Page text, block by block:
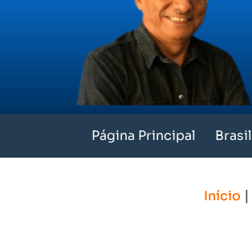
Página Principal Brasil
Início |